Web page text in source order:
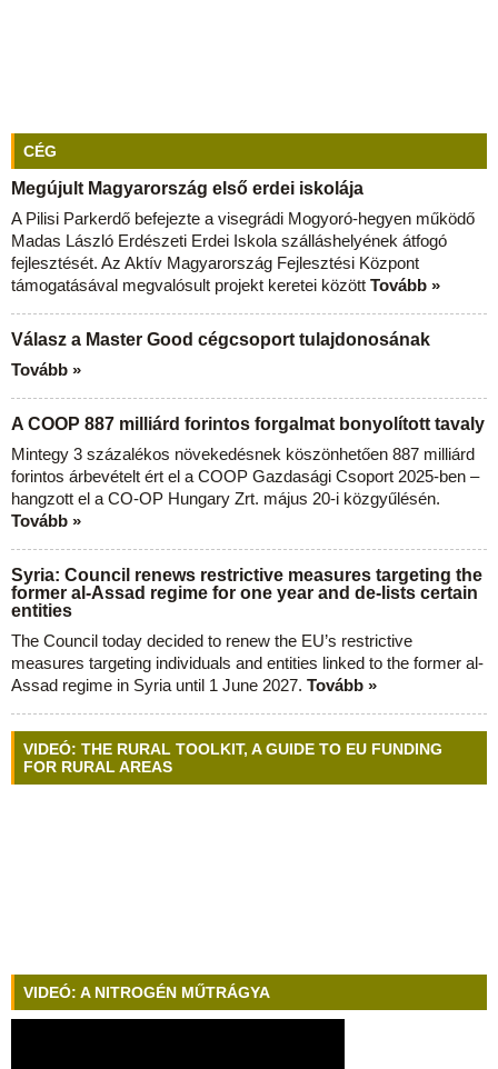
CÉG
Megújult Magyarország első erdei iskolája
A Pilisi Parkerdő befejezte a visegrádi Mogyoró-hegyen működő
Madas László Erdészeti Erdei Iskola szálláshelyének átfogó
fejlesztését. Az Aktív Magyarország Fejlesztési Központ
támogatásával megvalósult projekt keretei között Tovább »
Válasz a Master Good cégcsoport tulajdonosának
Tovább »
A COOP 887 milliárd forintos forgalmat bonyolított tavaly
Mintegy 3 százalékos növekedésnek köszönhetően 887 milliárd
forintos árbevételt ért el a COOP Gazdasági Csoport 2025-ben –
hangzott el a CO-OP Hungary Zrt. május 20-i közgyűlésén.
Tovább »
Syria: Council renews restrictive measures targeting the
former al-Assad regime for one year and de-lists certain
entities
The Council today decided to renew the EU’s restrictive
measures targeting individuals and entities linked to the former al-
Assad regime in Syria until 1 June 2027. Tovább »
VIDEÓ: THE RURAL TOOLKIT, A GUIDE TO EU FUNDING
FOR RURAL AREAS
VIDEÓ: A NITROGÉN MŰTRÁGYA